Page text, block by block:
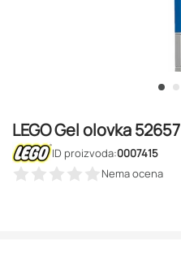
LEGO Gel olovka 52657
ID proizvoda:0007415
Nema ocena